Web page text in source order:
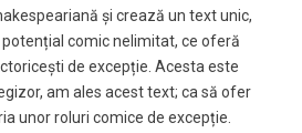
și crează un text unic,
comic nelimitat, ce oferă
de excepție. Acesta este
am ales acest text; ca să ofer
unor roluri comice de excepție.